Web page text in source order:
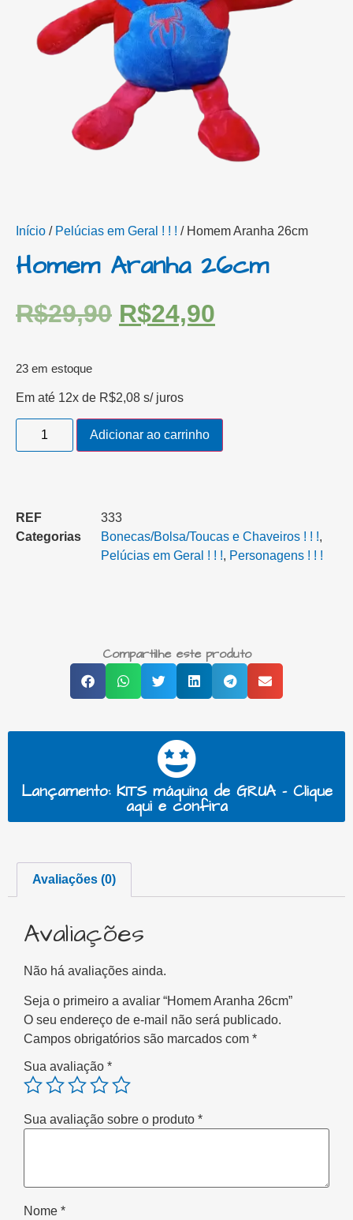
Início / Pelúcias em Geral ! ! ! / Homem Aranha 26cm
Homem Aranha 26cm
R$29,90 R$24,90
23 em estoque
Em até 12x de R$2,08 s/ juros
Adicionar ao carrinho
REF
333
Categorias
Bonecas/Bolsa/Toucas e Chaveiros ! ! !,
Pelúcias em Geral ! ! !, Personagens ! ! !
Compartilhe este produto
Lançamento: KITS máquina de GRUA - Clique
aqui e confira
Avaliações (0)
Avaliações
Não há avaliações ainda.
Seja o primeiro a avaliar “Homem Aranha 26cm”
O seu endereço de e-mail não será publicado.
Campos obrigatórios são marcados com *
Sua avaliação *
Sua avaliação sobre o produto *
Nome *